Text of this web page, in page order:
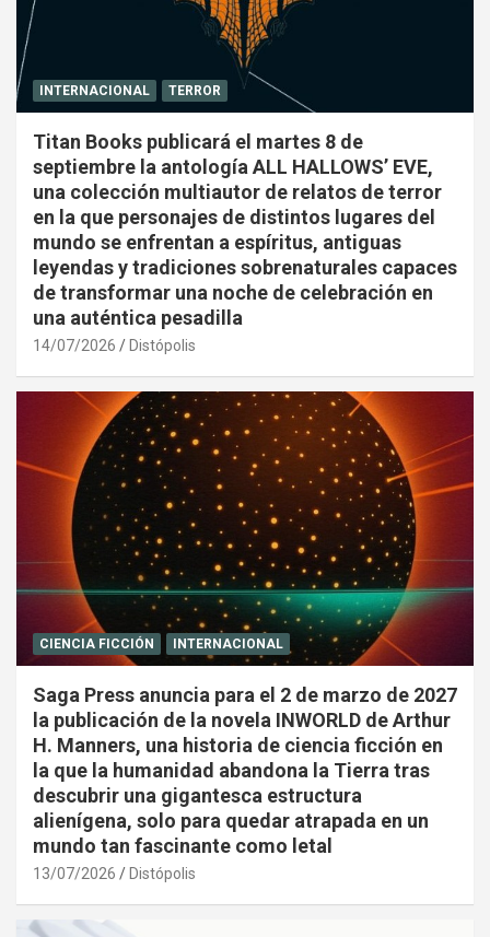
INTERNACIONAL TERROR
Titan Books publicará el martes 8 de
septiembre la antología ALL HALLOWS’ EVE,
una colección multiautor de relatos de terror
en la que personajes de distintos lugares del
mundo se enfrentan a espíritus, antiguas
leyendas y tradiciones sobrenaturales capaces
de transformar una noche de celebración en
una auténtica pesadilla
14/07/2026 Distópolis
CIENCIA FICCIÓN INTERNACIONAL
Saga Press anuncia para el 2 de marzo de 2027
la publicación de la novela INWORLD de Arthur
H. Manners, una historia de ciencia ficción en
la que la humanidad abandona la Tierra tras
descubrir una gigantesca estructura
alienígena, solo para quedar atrapada en un
mundo tan fascinante como letal
13/07/2026 Distópolis